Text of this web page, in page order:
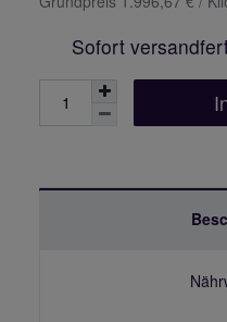
Sofort